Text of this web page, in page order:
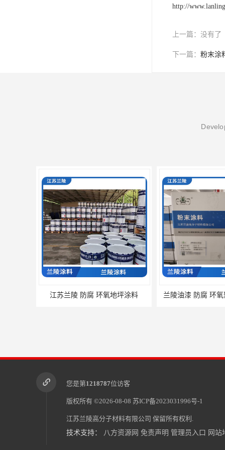
http://
上一篇： 没有了
下一篇： 粉末涂
江苏兰陵 防腐 环氧地坪涂料 兰陵油漆 防腐 环
兰陵油漆 防腐 环氧树脂防水涂料 兰陵 防腐 水
您是第1218787位访客
版权所有 ©2026-08-08 苏ICP备2023031996号-1
江苏兰陵高分子材料有限公司 保留所有权利.
技术支持： 八方资源网 免责声明 管理员入口 网站